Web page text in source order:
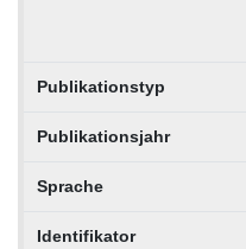
Publikationstyp
Publikationsjahr
Sprache
Identifikator